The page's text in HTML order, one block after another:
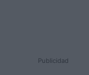
Publicidad